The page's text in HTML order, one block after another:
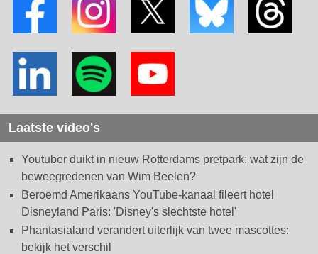
Laatste video's
Youtuber duikt in nieuw Rotterdams pretpark: wat zijn de
beweegredenen van Wim Beelen?
Beroemd Amerikaans YouTube-kanaal fileert hotel
Disneyland Paris: 'Disney's slechtste hotel'
Phantasialand verandert uiterlijk van twee mascottes:
bekijk het verschil